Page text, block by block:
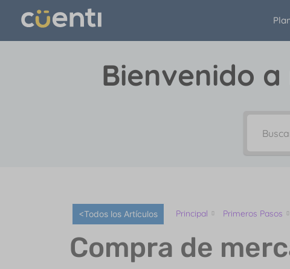
Bienvenido
<Todos los Artículos Principal Primeros Pasos
Compra de